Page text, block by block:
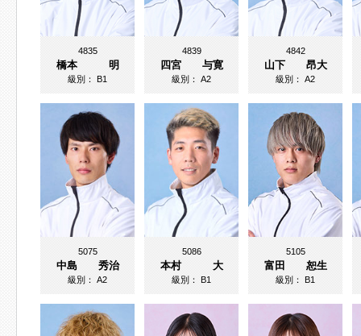
4835
橋本 明
級別：B1
4839
四宮 与寛
級別：A2
4842
山下 昂大
級別：A2
5075
中島 秀治
級別：A2
5086
本村 大
級別：B1
5105
富田 恕生
級別：B1